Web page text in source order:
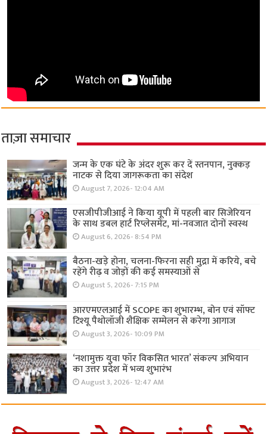
ताज़ा समाचार
जन्म के एक घंटे के अंदर शुरू कर दें स्तनपान, नुक्कड़
नाटक से दिया जागरूकता का संदेश
August 7, 2026- 12:04 AM
एसजीपीजीआई ने किया यूपी में पहली बार सिजेरियन
के साथ डबल हार्ट रिप्लेसमेंट, मां-नवजात दोनों स्वस्थ
August 6, 2026- 8:54 PM
बैठना-खड़े होना, चलना-फिरना सही मुद्रा में करिये, बचे
रहेंगे रीढ़ व जोड़ों की कई समस्याओं से
August 5, 2026- 7:15 PM
आरएमएलआई में SCOPE का शुभारम्भ, बोन एवं सॉफ्ट
टिश्यू पैथोलॉजी शैक्षिक सम्मेलन से करेगा आगाज
August 3, 2026- 10:09 PM
‘नशामुक्त युवा फॉर विकसित भारत’ संकल्प अभियान
का उत्तर प्रदेश में भव्य शुभारंभ
August 3, 2026- 12:47 AM